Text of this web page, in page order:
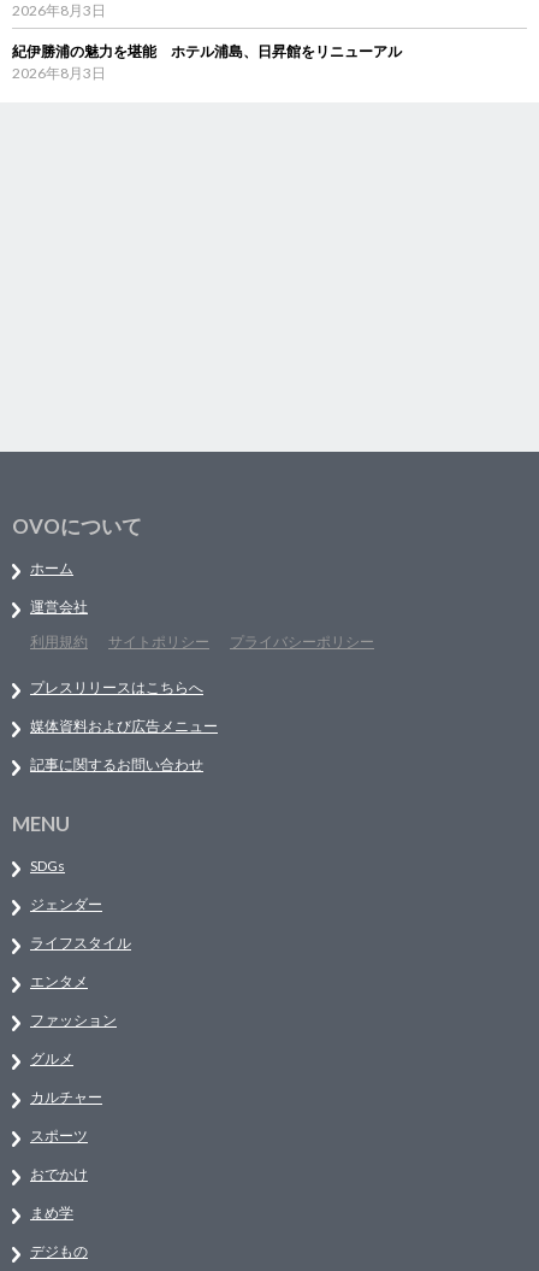
2026年8月3日
紀伊勝浦の魅力を堪能 ホテル浦島、日昇館をリニューアル
2026年8月3日
OVOについて
ホーム
運営会社
利用規約
サイトポリシー プライバシーポリシー
プレスリリースはこちらへ
媒体資料および広告メニュー
記事に関するお問い合わせ
MENU
SDGs
ジェンダー
ライフスタイル
エンタメ
ファッション
グルメ
カルチャー
スポーツ
おでかけ
まめ学
デジもの